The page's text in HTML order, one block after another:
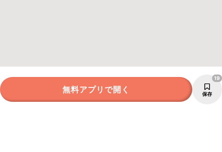
無料アプリで開く 保存
19